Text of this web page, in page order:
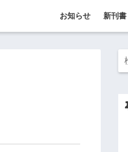
お知らせ 新刊書